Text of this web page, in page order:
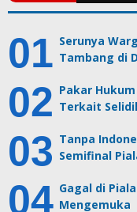
Serunya
Tambang di
Pakar
Terkait
Tanpa
Semifinal
Gagal di
Mengemuka